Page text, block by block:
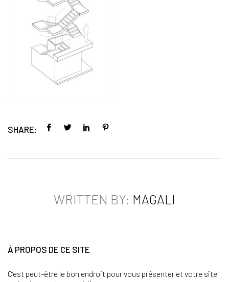
SHARE:
WRITTEN BY: MAGALI
À PROPOS DE CE SITE
C’est peut-être le bon endroit pour vous présenter et votre site